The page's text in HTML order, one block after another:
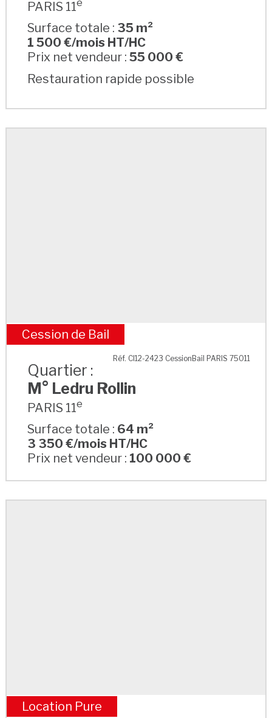
PARIS 11
Surface totale : 35 m²
1 500 €/mois HT/HC
Prix net vendeur :55 000 €
Restauration rapide possible
M° Ledru Rollin
Cession de Bail
Réf. CI12-2423 CessionBail PARIS 75011
Quartier :
M° Ledru Rollin
PARIS 11e
Surface totale : 64 m²
3 350 €/mois HT/HC
Prix net vendeur : 100 000 €
Location Pure